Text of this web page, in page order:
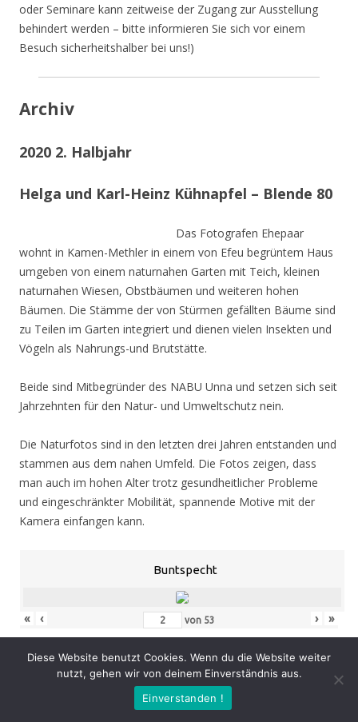
oder Seminare kann zeitweise der Zugang zur Ausstellung
behindert werden – bitte informieren Sie sich vor einem
Besuch sicherheitshalber bei uns!)
Archiv
2020 2. Halbjahr
Helga und Karl-Heinz Kühnapfel – Blende 80
Das Fotografen Ehepaar
wohnt in Kamen-Methler in einem von Efeu begrüntem Haus
umgeben von einem naturnahen Garten mit Teich, kleinen
naturnahen Wiesen, Obstbäumen und weiteren hohen
Bäumen. Die Stämme der von Stürmen gefällten Bäume sind
zu Teilen im Garten integriert und dienen vielen Insekten und
Vögeln als Nahrungs-und Brutstätte.
Beide sind Mitbegründer des NABU Unna und setzen sich seit
Jahrzehnten für den Natur- und Umweltschutz nein.
Die Naturfotos sind in den letzten drei Jahren entstanden und
stammen aus dem nahen Umfeld. Die Fotos zeigen, dass
man auch im hohen Alter trotz gesundheitlicher Probleme
und eingeschränkter Mobilität, spannende Motive mit der
Kamera einfangen kann.
Buntspecht
« ‹ von 53 › »
: Donnerstag 05.11.20, 19.00 Uhr
: 05.11. – 07.02.21, geöffnet Mo. – Do. 8.30 – 16.00 Uhr,
Diese Website benutzt Cookies. Wenn du die Website weiter
nutzt, gehen wir von deinem Einverständnis aus.
Einverstanden !